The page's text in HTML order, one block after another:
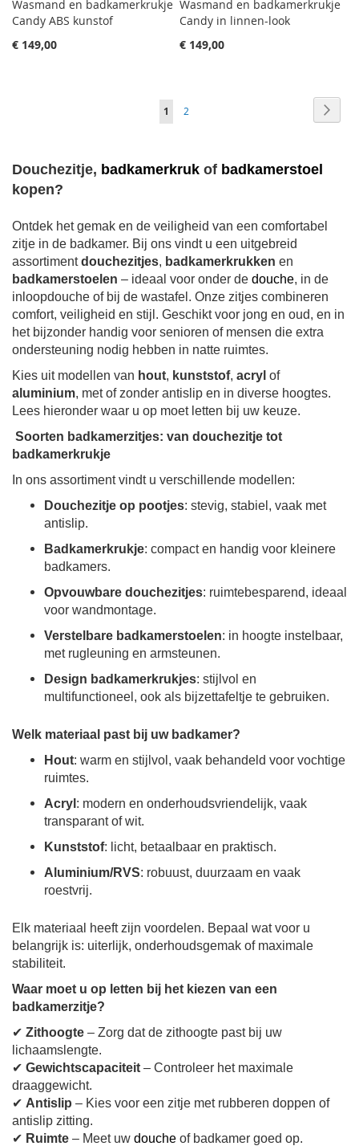
Wasmand en badkamerkrukje
Candy ABS kunstof
€ 149,00
Wasmand en badkamerkrukje
Candy in linnen-look
€ 149,00
Pagina
Je1 Pagina
2
Douchezitje, badkamerkruk of badkamerstoel
kopen?
Ontdek het gemak en de veiligheid van een comfortabel
zitje in de badkamer. Bij ons vindt u een uitgebreid
assortimentdouchezitjes, badkamerkrukken en
badkamerstoelen – ideaal voor onder de douche, in de
inloopdouche of bij de wastafel. Onze zitjes combineren
comfort, veiligheid en stijl. Geschikt voor jong en oud, en in
het bijzonder handig voor senioren of mensen die extra
ondersteuning nodig hebben in natte ruimtes.
Kies uit modellen van hout, kunststof, acryl of
aluminium, met of zonder antislip en in diverse hoogtes.
Lees hieronder waar u op moet letten bij uw keuze.
Soorten badkamerzitjes: van douchezitje tot
badkamerkrukje
In ons assortiment vindt u verschillende modellen:
Douchezitje op pootjes: stevig, stabiel, vaak met
antislip.
Badkamerkrukje: compact en handig voor kleinere
badkamers.
Opvouwbare douchezitjes: ruimtebesparend, ideaal
voor wandmontage.
Verstelbare badkamerstoelen: in hoogte instelbaar,
met rugleuning en armsteunen.
Design badkamerkrukjes: stijlvol en
multifunctioneel, ook als bijzettafeltje te gebruiken.
Welk materiaal past bij uw badkamer?
Hout: warm en stijlvol, vaak behandeld voor vochtige
ruimtes.
Acryl : modern en onderhoudsvriendelijk, vaak
transparant of wit.
Kunststof: licht, betaalbaar en praktisch.
Aluminium/RVS: robuust, duurzaam en vaak
roestvrij.
Elk materiaal heeft zijn voordelen. Bepaal wat voor u
belangrijk is: uiterlijk, onderhoudsgemak of maximale
stabiliteit.
Waar moet u op letten bij het kiezen van een
badkamerzitje?
✔ Zithoogte – Zorg dat de zithoogte past bij uw
lichaamslengte.
✔ Gewichtscapaciteit – Controleer het maximale
draaggewicht.
✔ Antislip – Kies voor een zitje met rubberen doppen of
antislip zitting.
✔ Ruimte – Meet uw douche of badkamer goed op.